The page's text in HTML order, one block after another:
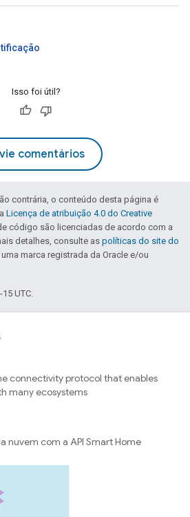
Isso foi útil?
comentários
contrária, o conteúdo desta página é
Licença de atribuição 4.0 do Creative
código são licenciadas de acordo com a
detalhes, consulte as políticas do site do
uma marca registrada da Oracle e/ou
UTC.
connectivity protocol that enables
many ecosystems
nuvem com a API Smart Home